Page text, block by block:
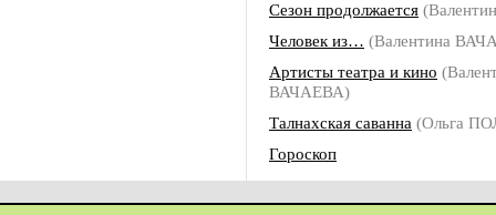
Сезон продолжается
Человек из… (Валентина
Артисты театра и кино
ВАЧАЕВА)
Талнахская саванна (Ольга
Гороскоп